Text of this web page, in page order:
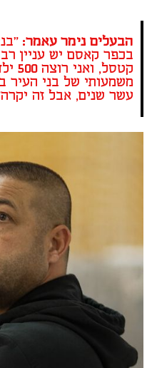
הבעלים נימר עאמר:
בכפר קאסם יש עניין
משמעותי של בני העיר
עשר שנים, אבל זה